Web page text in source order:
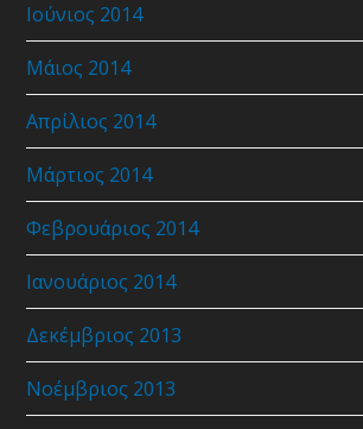
Ιούνιος 2014
Μάιος 2014
Απρίλιος 2014
Μάρτιος 2014
Φεβρουάριος 2014
Ιανουάριος 2014
Δεκέμβριος 2013
Νοέμβριος 2013